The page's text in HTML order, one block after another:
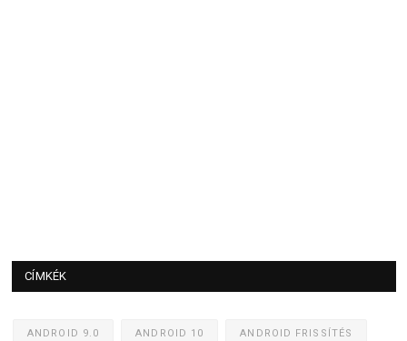
CÍMKÉK
ANDROID 9.0 ANDROID 10 ANDROID FRISSÍTÉS